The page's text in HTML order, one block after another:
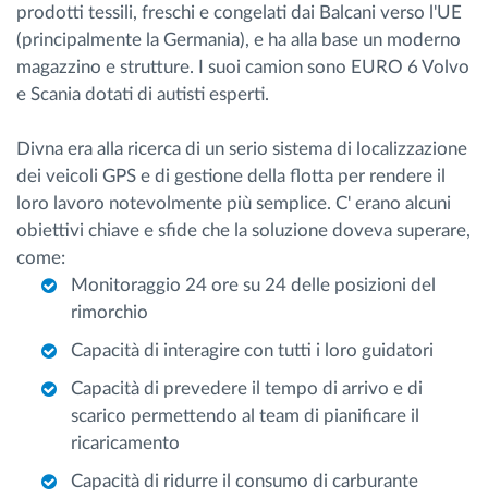
prodotti tessili, freschi e congelati dai Balcani verso l'UE
(principalmente la Germania), e ha alla base un moderno
magazzino e strutture. I suoi camion sono EURO 6 Volvo
e Scania dotati di autisti esperti.
Divna era alla ricerca di un serio sistema di localizzazione
dei veicoli GPS e di gestione della flotta per rendere il
loro lavoro notevolmente più semplice. C' erano alcuni
obiettivi chiave e sfide che la soluzione doveva superare,
come:
Monitoraggio 24 ore su 24 delle posizioni del
rimorchio
Capacità di interagire con tutti i loro guidatori
Capacità di prevedere il tempo di arrivo e di
scarico permettendo al team di pianificare il
ricaricamento
Capacità di ridurre il consumo di carburante